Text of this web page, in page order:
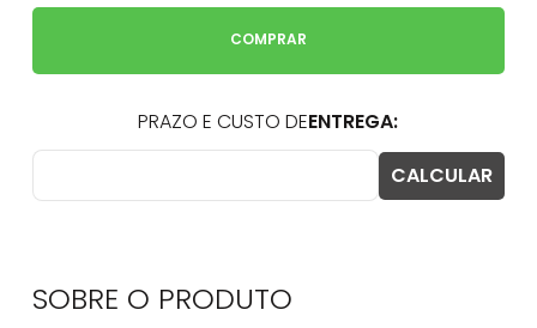
COMPRAR
SOBRE O PRODUTO